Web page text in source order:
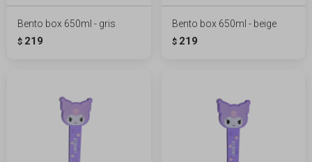
Bento box 650ml - gris
$ 219
Bento box 650ml - beige
$ 219